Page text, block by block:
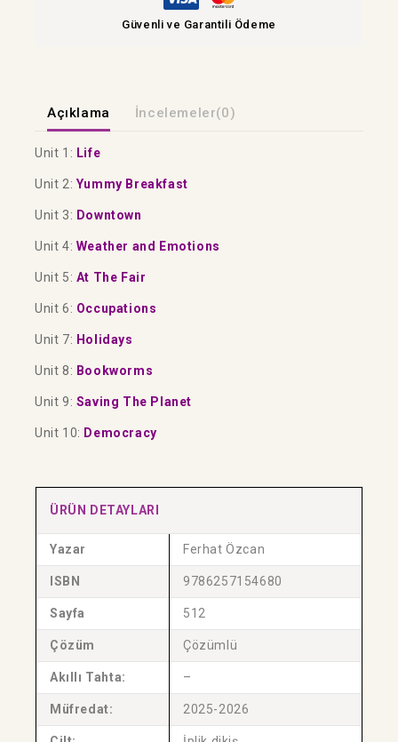
Güvenli ve Garantili Ödeme
Açıklama İncelemeler(0)
Unit 1: Life
Unit 2: Yummy Breakfast
Unit 3: Downtown
Unit 4: Weather and Emotions
Unit 5: At The Fair
Unit 6: Occupations
Unit 7: Holidays
Unit 8: Bookworms
Unit 9: Saving The Planet
Unit 10: Democracy
ÜRÜN DETAYLARI
Yazar Ferhat Özcan
ISBN 9786257154680
Sayfa 512
Çözüm Çözümlü
Akıllı Tahta: –
Müfredat: 2025-2026